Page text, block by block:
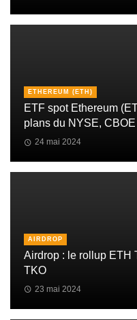
ETHEREUM (ETH)
ETF spot Ethereum
plans du NYSE,
24 mai 2024
AIRDROP
Airdrop : le rollup ETH
TKO
23 mai 2024